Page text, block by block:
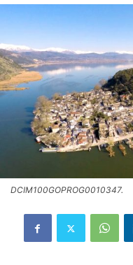
DCIM100GOPROG0010347.